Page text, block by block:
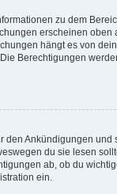
zu dem
erscheinen oben
hängt es von
Berechtigungen
Ankündigungen und
du sie lesen
ab, ob du
ein.